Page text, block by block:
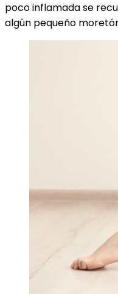
poco inflamada se
algún pequeño